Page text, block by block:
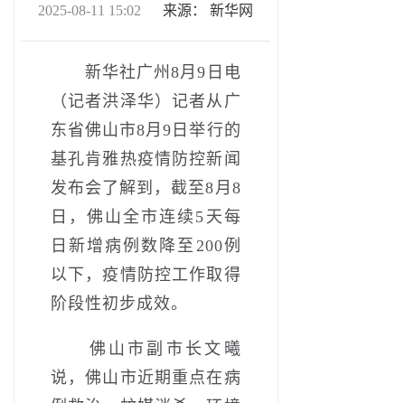
2025-08-11 15:02 来源：新华网
新华社广州8月9日电
（记者洪泽华）记者从广
东省佛山市8月9日举行的
基孔肯雅热疫情防控新闻
发布会了解到，截至8月8
日，佛山全市连续5天每
日新增病例数降至200例
以下，疫情防控工作取得
阶段性初步成效。
佛山市副市长文曦
说，佛山市近期重点在病